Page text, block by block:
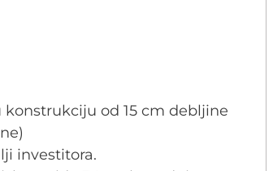
konstrukciju od 15 cm debljine
investitora.